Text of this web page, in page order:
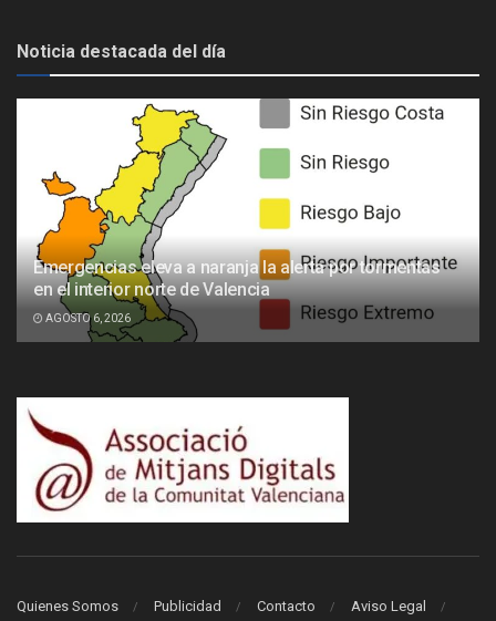
Noticia destacada del día
Emergencias eleva a naranja la alerta por tormentas
en el interior norte de Valencia
AGOSTO 6, 2026
Quienes Somos Publicidad Contacto Aviso Legal